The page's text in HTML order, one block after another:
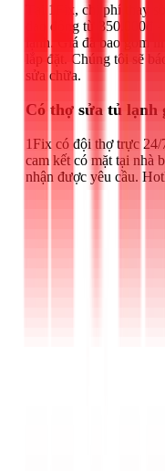
Tại 1Fix, chi phí thay
dao động từ 350.000đ
lạnh. Giá đã bao gồm
lắp đặt. Chúng tôi sẽ
sửa chữa.
Có thợ sửa tủ lạnh
1Fix có đội thợ trực 24/
cam kết có mặt tại nhà
nhận được yêu cầu.